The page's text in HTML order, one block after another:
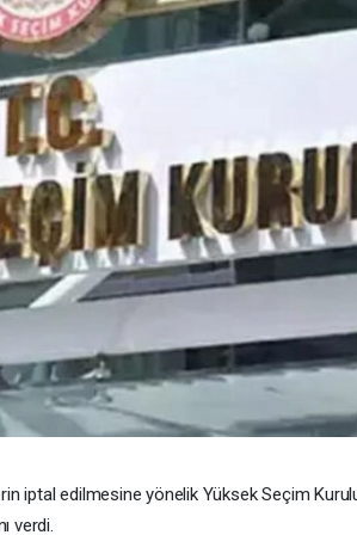
iptal edilmesine yönelik Yüksek Seçim
verdi.